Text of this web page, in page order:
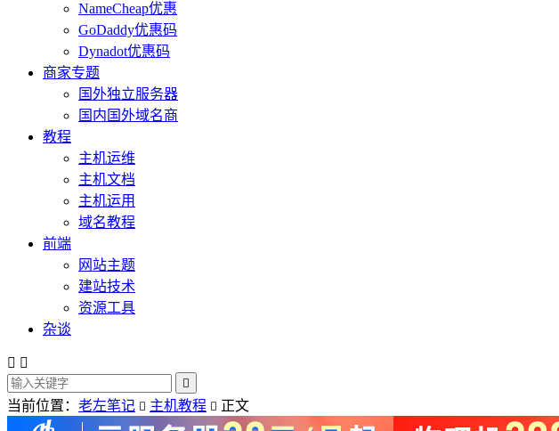
NameCheap优惠
GoDaddy优惠码
Dynadot优惠码
商家专题
国外独立服务器
国内国外域名商
教程
主机运维
主机文档
主机运用
域名教程
前端
网站主题
建站技术
资源工具
杂谈
 

当前位置： 老左笔记  主机教程  正文